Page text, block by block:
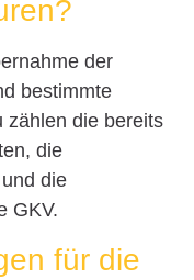
der
bestimmte
zählen die bereits
die
die
GKV.
für die